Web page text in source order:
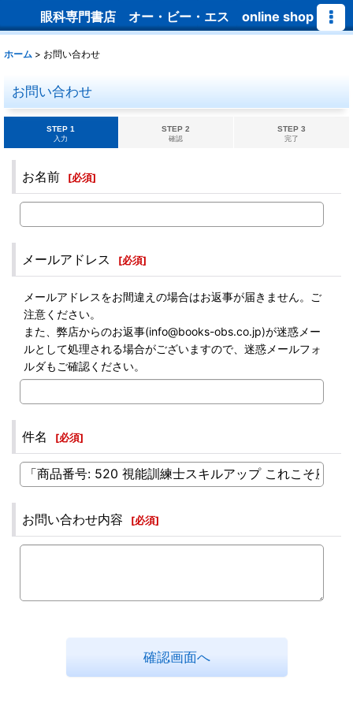
眼科専門書店 オー・ビー・エス online shop
ホーム > お問い合わせ
お問い合わせ
STEP 1
入力
STEP 2
確認
STEP 3
完了
お名前 [必須]
メールアドレス [必須]
メールアドレスをお間違えの場合はお返事が届きません。ご
注意ください。
また、弊店からのお返事(info@books-obs.co.jp)が迷惑メー
ルとして処理される場合がございますので、迷惑メールフォ
ルダもご確認ください。
件名 [必須]
お問い合わせ内容 [必須]
確認画面へ